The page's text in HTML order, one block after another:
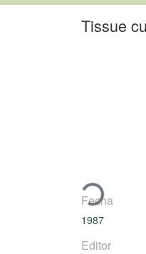
Tissue
Cargando...
Fecha
1987
Editor